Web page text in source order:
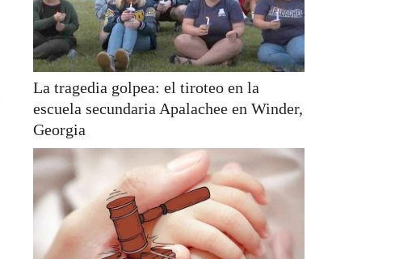
La tragedia golpea: el tiroteo en la
escuela secundaria Apalachee en Winder,
Georgia